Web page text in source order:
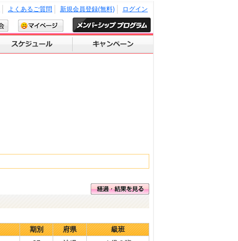
ログイン
新規会員登録(無料)
よくあるご質問
期別 府県
級班